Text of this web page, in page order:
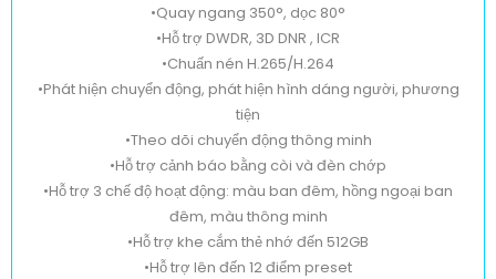
•Quay ngang 350°, dọc 80°
•Hỗ trợ DWDR, 3D DNR , ICR
•Chuấn nén H.265/H.264
•Phát hiện chuyển động, phát hiện hình dáng người, phương
tiện
•Theo dõi chuyển động thông minh
•Hỗ trợ cảnh báo bằng còi và đèn chớp
•Hỗ trợ 3 chế độ hoạt động: màu ban đêm, hồng ngoại ban
đêm, màu thông minh
•Hỗ trợ khe cắm thẻ nhớ đến 512GB
•Hỗ trợ lên đến 12 điểm preset